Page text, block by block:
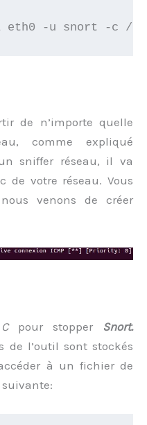
de n’importe quelle
comme expliqué
sniffer réseau, il va
de votre réseau. Vous
venons de créer
pour stopper Snort.
de l’outil sont stockés
à un fichier de